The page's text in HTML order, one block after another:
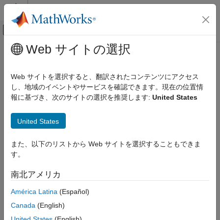
コンテンツへスキップ
オフキャンバス ナビゲーション メ
ドキュメンテーションのホーム
メインコンテンツ
この情報は役に立ちましたか？
Web サイトの選択
Web サイトを選択すると、翻訳されたコンテンツにアクセス
し、地域のイベントやサービスを確認できます。現在の位置情
報に基づき、次のサイトの選択を推奨します: United States
United States
また、以下のリストから Web サイトを選択することもできま
す。
南北アメリカ
América Latina (Español)
Canada (English)